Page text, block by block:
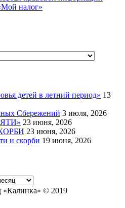
детей в летний период» 13
Сбережений 3 июля, 2026
23 июня, 2026
23 июня, 2026
и скорби 19 июня, 2026
«Калинка» © 2019